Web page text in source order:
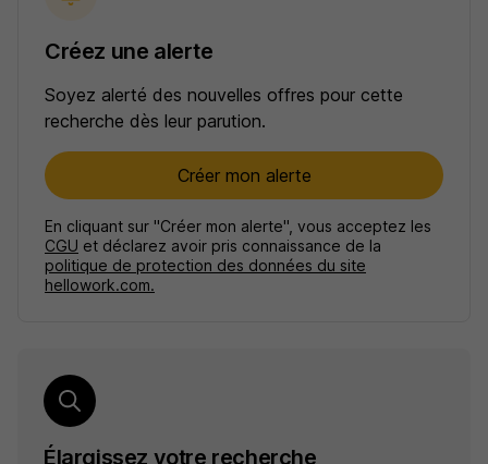
Créez une alerte
Soyez alerté des nouvelles offres pour cette
recherche dès leur parution.
Créer mon alerte
En cliquant sur "Créer mon alerte", vous acceptez les
CGU et déclarez avoir pris connaissance de la
politique de protection des données du site
hellowork.com.
Élargissez votre recherche